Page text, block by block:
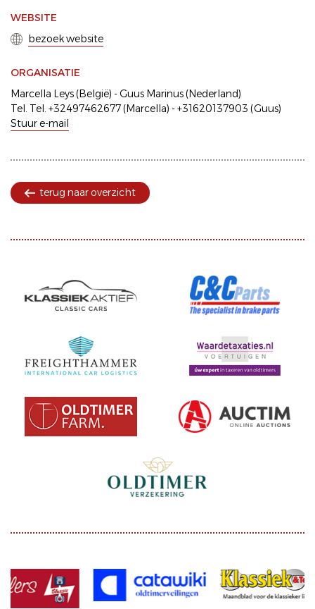
WEBSITE
bezoek website
ORGANISATIE
Marcella Leys (België) - Guus Marinus (Nederland)
Tel. Tel. +32497462677 (Marcella) - +31620137903 (Guus)
Stuur e-mail
terug naar overzicht